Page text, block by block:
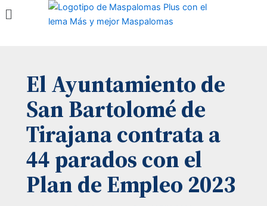
Menú
El Ayuntamiento de
San Bartolomé de
Tirajana contrata a
44 parados con el
Plan de Empleo 2023